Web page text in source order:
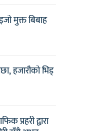
मुक्त बिबाह
हजारौको भिड्
प्रहरी द्वारा